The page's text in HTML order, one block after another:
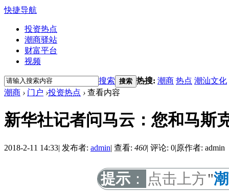
快捷导航
投资热点
潮商驿站
财富平台
视频
搜索 搜索 热搜: 潮商 热点 潮汕文化
潮商 › 门户 ›投资热点 › 查看内容
新华社记者问马云：您和马斯
2018-2-11 14:33| 发布者: admin| 查看: 460| 评论: 0|原作者: admin
提示 ： 点击上方"